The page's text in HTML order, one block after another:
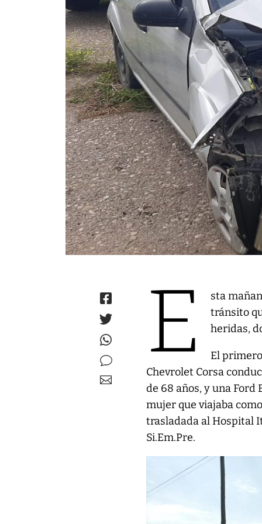
E
sta
tránsito
heridas,
El
Chevrolet Corsa
de 68 años, y una Ford
mujer que viajaba
trasladada al Hospital
Si.Em.Pre.